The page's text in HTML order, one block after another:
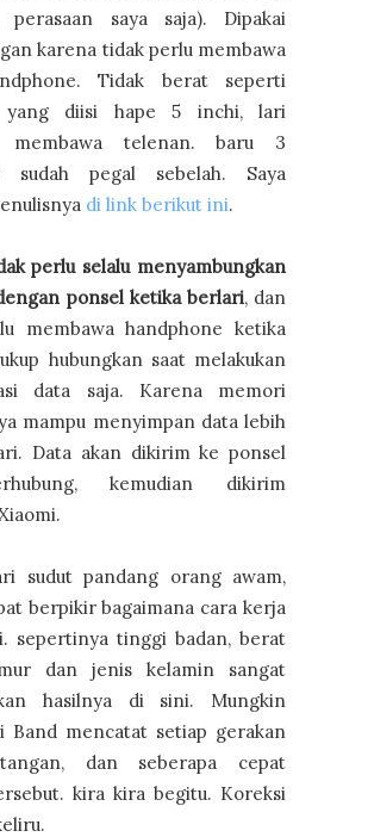
perasaan saya saja). Dipakai
karena tidak perlu membawa
Tidak berat seperti
diisi hape 5 inchi, lari
membawa telenan. baru 3
sudah pegal sebelah. Saya
di link berikut ini.
perlu selalu menyambungkan
ponsel ketika berlari, dan
membawa handphone ketika
hubungkan saat melakukan
data saja. Karena memori
mampu menyimpan data lebih
Data akan dikirim ke ponsel
kemudian dikirim
sudut pandang orang awam,
berpikir bagaimana cara kerja
sepertinya tinggi badan, berat
dan jenis kelamin sangat
hasilnya di sini. Mungkin
Band mencatat setiap gerakan
dan seberapa cepat
kira kira begitu. Koreksi